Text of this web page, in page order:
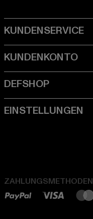
ZAHLUNGSMETHODEN